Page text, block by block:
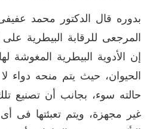
بدوره قال الدكتور محمد
المرجعى للرقابة البيطرية على
إن الأدوية البيطرية المغوشة
الحيوان، حيث يتم منحه دواء لا
حالته سوء، بجانب أن تصنيع
غير مجهزة، ويتم تعبئتها فى